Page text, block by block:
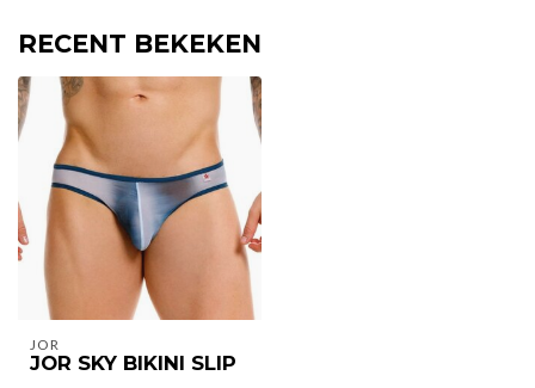
RECENT BEKEKEN
JOR
JOR SKY BIKINI SLIP